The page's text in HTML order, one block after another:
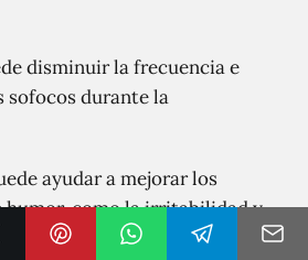
disminuir la frecuencia e
sofocos durante la
ayudar a mejorar los
humor, como la irritabilidad y